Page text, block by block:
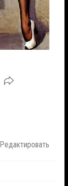
Редактировать